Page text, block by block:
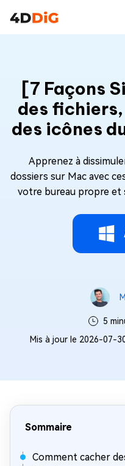
[7 Façons
des
des icônes
Apprenez à
dossiers sur Mac avec
votre bureau propre et
5
Mis à jour le 2026-07-
Sommaire
Comment cacher